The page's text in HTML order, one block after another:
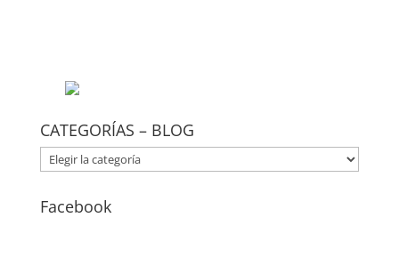
CATEGORÍAS – BLOG
CATEGORÍAS
–
Facebook